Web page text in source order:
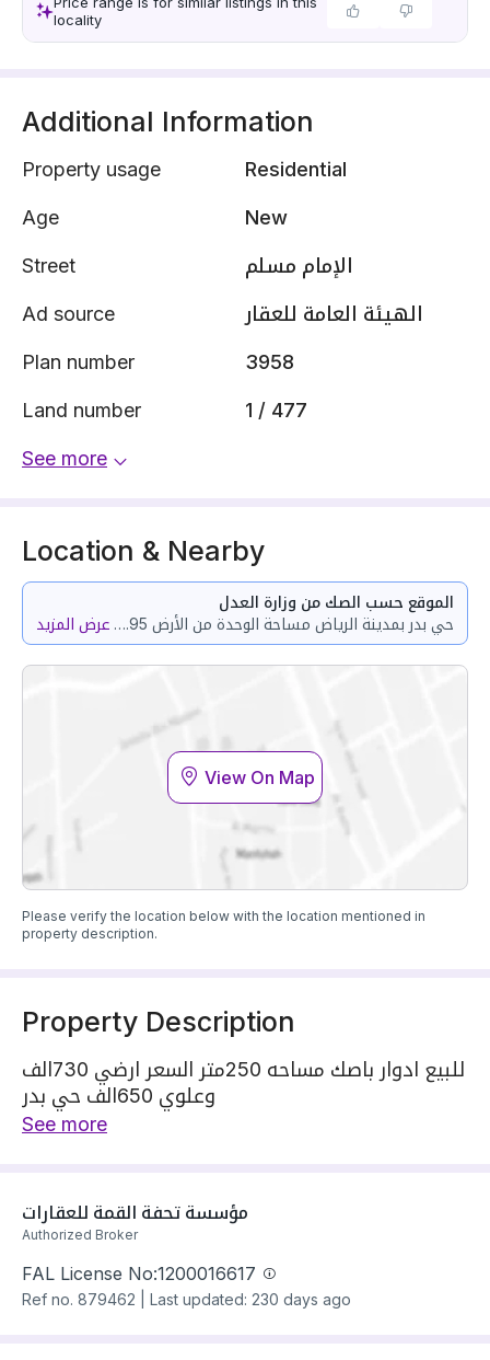
locality
Additional Information
Property usage Residential
Age New
Street الإمام مسلم
Ad source الهيئة العامة للعقار
Plan number 3958
Land number 1 / 477
See more
Location & Nearby
الموقع حسب الصك من وزارة العدل
حي بدر بمدينة الرياض مساحة الوحدة من الأرض 105.95 متر وتختص من المنافع والأجزاء المشتركة بمساحة 53.31 متر عرض المزيد
View On Map
Please verify the location below with the location mentioned in
property description.
Property Description
للبيع ادوار باصك مساحه 250متر السعر ارضي 730الف
نتعلم مع جميع انواع البنوك والشركات تمويل ونوفراك
مدخل سيارة مجلس رجال مع مغاسل مع دورة مياه
الدور الثاني يتكون من صالة
٤غرفة نوم ماستر وسطح
See more
مؤسسة تحفة القمة للعقارات
Authorized Broker
FAL License No:1200016617
Ref no. 879462 Last updated: 230 days ago